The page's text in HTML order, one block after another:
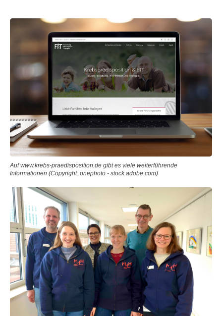
Auf www.krebs-praedisposition.de gibt es viele weiterführende
Informationen (Copyright: onephoto - stock.adobe.com)